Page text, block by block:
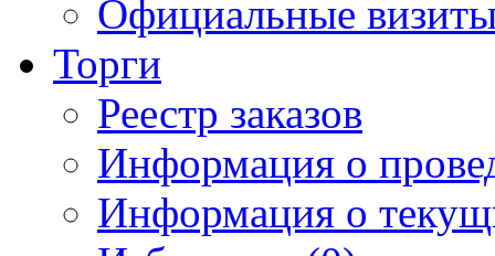
Официальные
Торги
Реестр заказов
Информация о
Информация о